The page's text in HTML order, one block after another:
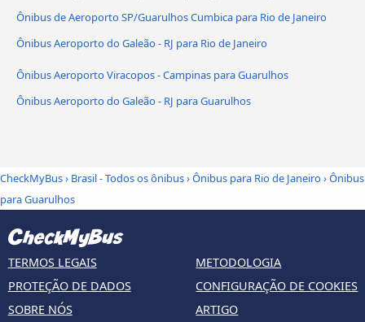
Ônibus de Aeroporto SP/Guarulhos Cumbica para Rio de Janeiro
Ônibus Aeroporto do Galeão - RJ para Rio de Janeiro
Ônibus Aeroporto Viracopos - Campinas para Guarulhos
Ônibus Aeroporto do Galeão - RJ para Guarulhos
CheckMyBus› Brasil - Todos os ônibus›Ônibus para Rio de Janeiro›Ônibus
para Guarulhos
TERMOS LEGAIS
PROTEÇÃO DE DADOS
SOBRE NÓS
METODOLOGIA
CONFIGURAÇÃO DE COOKIES
ARTIGO